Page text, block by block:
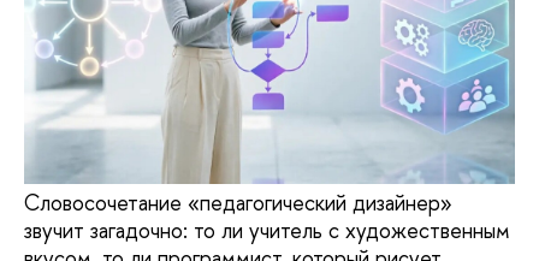
Словосочетание «педагогический дизайнер»
звучит загадочно: то ли учитель с художественным